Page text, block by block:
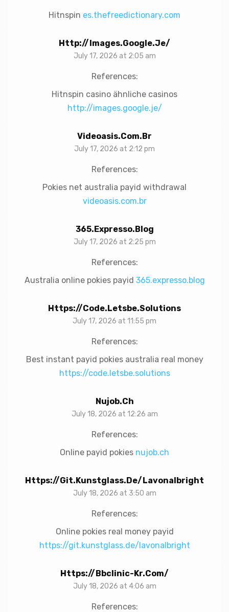
Hitnspin es.thefreedictionary.com
Http://images.google.je/
July 17, 2026 at 2:05 am
References:
Hitnspin casino ähnliche casinos
http://images.google.je/
Videoasis.com.br
July 17, 2026 at 2:12 pm
References:
Pokies net australia payid withdrawal
videoasis.com.br
365.expresso.blog
July 17, 2026 at 2:25 pm
References:
Australia online pokies payid 365.expresso.blog
Https://code.letsbe.solutions
July 17, 2026 at 11:55 pm
References:
Best instant payid pokies australia real money
https://code.letsbe.solutions
Nujob.ch
July 18, 2026 at 12:26 am
References:
Online payid pokies nujob.ch
Https://git.kunstglass.de/lavonalbright
July 18, 2026 at 3:50 am
References:
Online pokies real money payid
https://git.kunstglass.de/lavonalbright
Https://bbclinic-Kr.com/
July 18, 2026 at 4:06 am
References: